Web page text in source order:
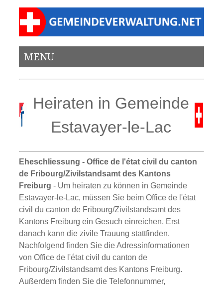
MENU
Heiraten in Gemeinde
Estavayer-le-Lac
Eheschliessung - Office de l'état civil du canton
de Fribourg/Zivilstandsamt des Kantons
Freiburg- Um heiraten zu können in Gemeinde
Estavayer-le-Lac, müssen Sie beim Office de l'état
civil du canton de Fribourg/Zivilstandsamt des
Kantons Freiburg ein Gesuch einreichen. Erst
danach kann die zivile Trauung stattfinden.
Nachfolgend finden Sie die Adressinformationen
von Office de l'état civil du canton de
Fribourg/Zivilstandsamt des Kantons Freiburg.
Außerdem finden Sie die Telefonnummer,